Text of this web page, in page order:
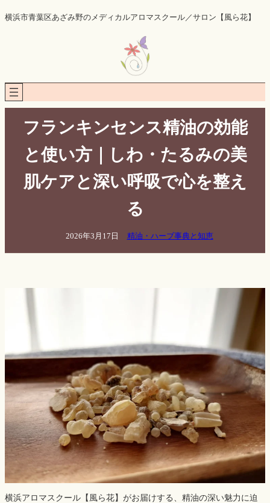
容
プ
横浜市青葉区あざみ野のメディカルアロマスクール／サロン【風ら花】
フランキンセンス精油の効能
と使い方｜しわ・たるみの美
肌ケアと深い呼吸で心を整え
る
2026年3月17日 精油・ハーブ事典と知恵
横浜アロマスクール【風ら花】がお届けする、精油の深い魅力に迫